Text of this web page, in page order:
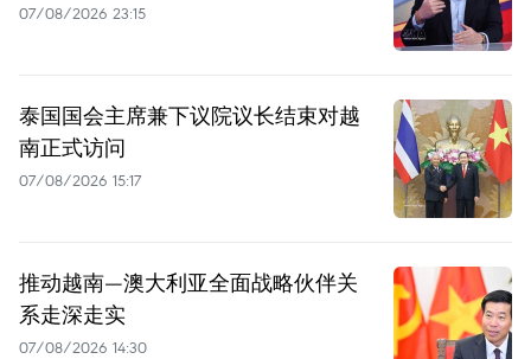
07/08/2026 23:15
泰国国会主席兼下议院议长结束对越
南正式访问
07/08/2026 15:17
推动越南—澳大利亚全面战略伙伴关
系走深走实
07/08/2026 14:30